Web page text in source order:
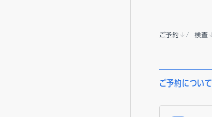
ご予約 検査
ご予約について